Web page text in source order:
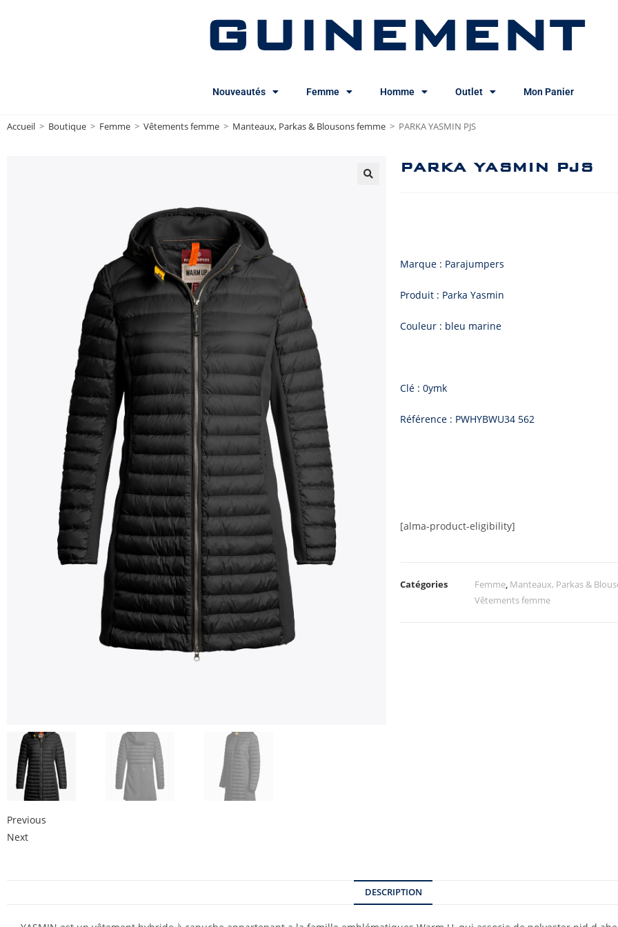
GUINEMENT
Nouveautés Femme Homme Outlet Mon Panier
Accueil > Boutique > Femme > Vêtements femme > Manteaux, Parkas & Blousons femme > PARKA YASMIN PJS
Previous
Next
PARKA YASMIN PJS
Marque : Parajumpers
Produit : Parka Yasmin
Couleur : bleu marine
Clé : 0ymk
Référence : PWHYBWU34 562
[alma-product-eligibility]
Catégories Femme, Manteaux, Parkas &
Vêtements femme
DESCRIPTION